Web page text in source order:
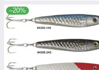
–20%